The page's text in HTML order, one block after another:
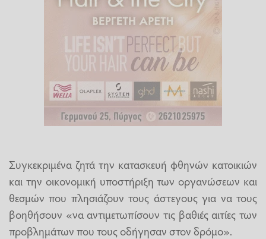
Συγκεκριμένα ζητά την κατασκευή φθηνών κατοικιών
και την οικονομική υποστήριξη των οργανώσεων και
θεσμών που πλησιάζουν τους άστεγους για να τους
βοηθήσουν «να αντιμετωπίσουν τις βαθιές αιτίες των
προβλημάτων που τους οδήγησαν στον δρόμο».